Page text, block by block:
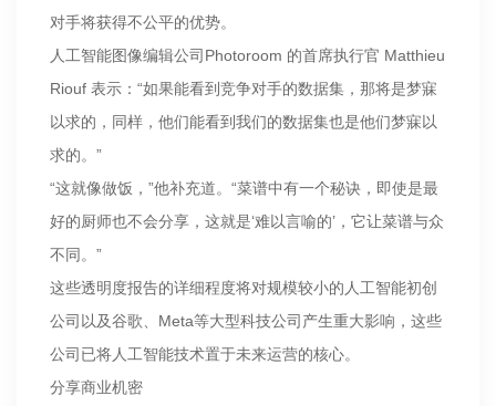
对手将获得不公平的优势。
人工智能图像编辑公司Photoroom 的首席执行官 Matthieu
Riouf 表示：“如果能看到竞争对手的数据集，那将是梦寐
以求的，同样，他们能看到我们的数据集也是他们梦寐以
求的。”
“这就像做饭，”他补充道。“菜谱中有一个秘诀，即使是最
好的厨师也不会分享，这就是‘难以言喻的’，它让菜谱与众
不同。”
这些透明度报告的详细程度将对规模较小的人工智能初创
公司以及谷歌、Meta等大型科技公司产生重大影响，这些
公司已将人工智能技术置于未来运营的核心。
分享商业机密